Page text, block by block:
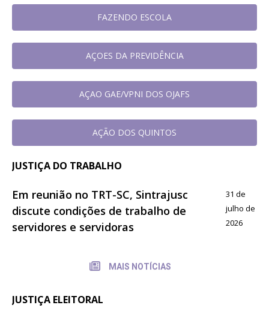
FAZENDO ESCOLA
AÇOES DA PREVIDÊNCIA
AÇAO GAE/VPNI DOS OJAFS
AÇÃO DOS QUINTOS
JUSTIÇA DO TRABALHO
Em reunião no TRT-SC, Sintrajusc
discute condições de trabalho de
servidores e servidoras
31 de
julho de
2026
MAIS NOTÍCIAS
JUSTIÇA ELEITORAL